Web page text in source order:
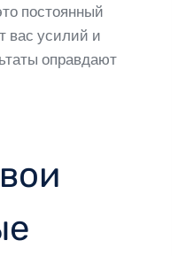
постоянный
вас усилий и
оправдают